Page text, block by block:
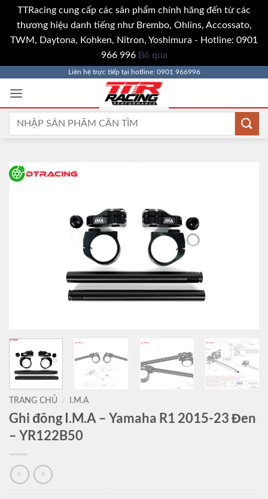
TTRacing cung cấp các sản phẩm chính hãng đến từ các
thương hiệu danh tiếng như Brembo, Ohlins, Accossato,
TWM, Daytona, Kohken, Nitron, Yoshimura - Hotline: 0901
966 996 Bỏ qua
qua
Liên hệ trực tiếp tại hotline: 0901 966996
Tìm
TRANG CHỦ / I.M.A
Ghi đông I.M.A – Yamaha R1 2015-23 Đen
– YR122B50